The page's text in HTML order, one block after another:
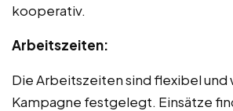
kooperativ.
Arbeitszeiten:
Die Arbeitszeiten sind flexibel und
Kampagne festgelegt. Einsätze